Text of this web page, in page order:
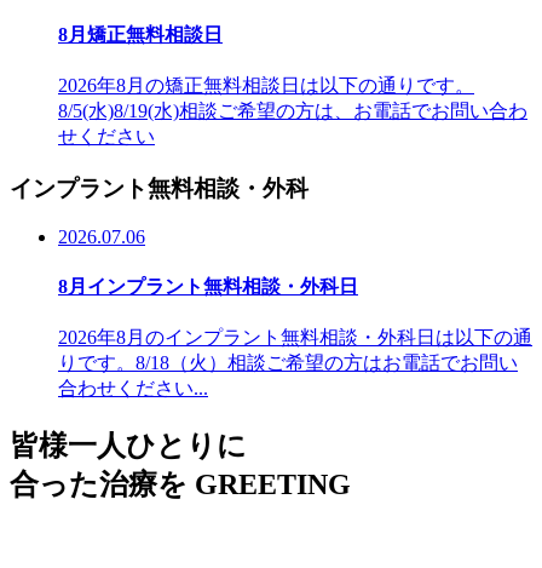
8月矯正無料相談日
2026年8月の矯正無料相談日は以下の通りです。
8/5(水)8/19(水)相談ご希望の方は、お電話でお問い合わ
せください
インプラント無料相談・外科
2026.07.06
8月インプラント無料相談・外科日
2026年8月のインプラント無料相談・外科日は以下の通
りです。8/18（火）相談ご希望の方はお電話でお問い
合わせください...
皆様一人ひとりに
合った治療を GREETING